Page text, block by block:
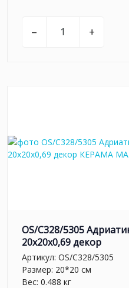
– +
OS/C328/5305
20x20x0,69 декор
Артикул: OS/C328/5305
Размер: 20*20 см
Вес: 0.488 кг